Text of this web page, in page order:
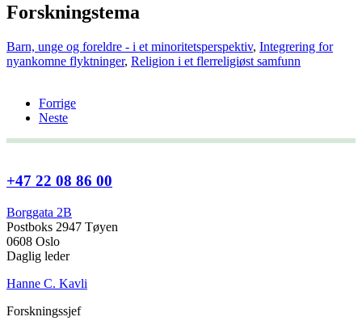
Forskningstema
Barn, unge og foreldre - i et minoritetsperspektiv, Integrering for
nyankomne flyktninger, Religion i et flerreligiøst samfunn
Forrige
Neste
+47 22 08 86 00
Borggata 2B
Postboks 2947 Tøyen
0608 Oslo
Daglig leder
Hanne C. Kavli
Forskningssjef